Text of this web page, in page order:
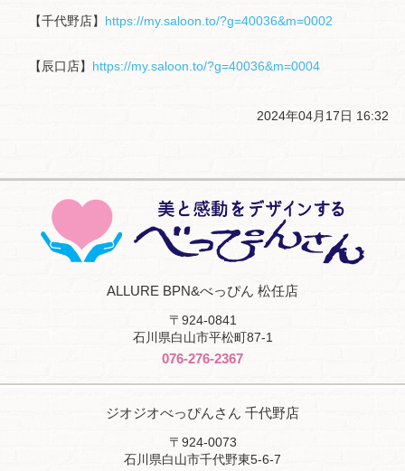
【千代野店】 https://my.saloon.to/?g=40036&m=0002
【辰口店】 https://my.saloon.to/?g=40036&m=0004
2024年04月17日 16:32
ALLURE BPN&べっぴん 松任店
〒924-0841
石川県白山市平松町87-1
076-276-2367
ジオジオべっぴんさん 千代野店
〒924-0073
石川県白山市千代野東5-6-7